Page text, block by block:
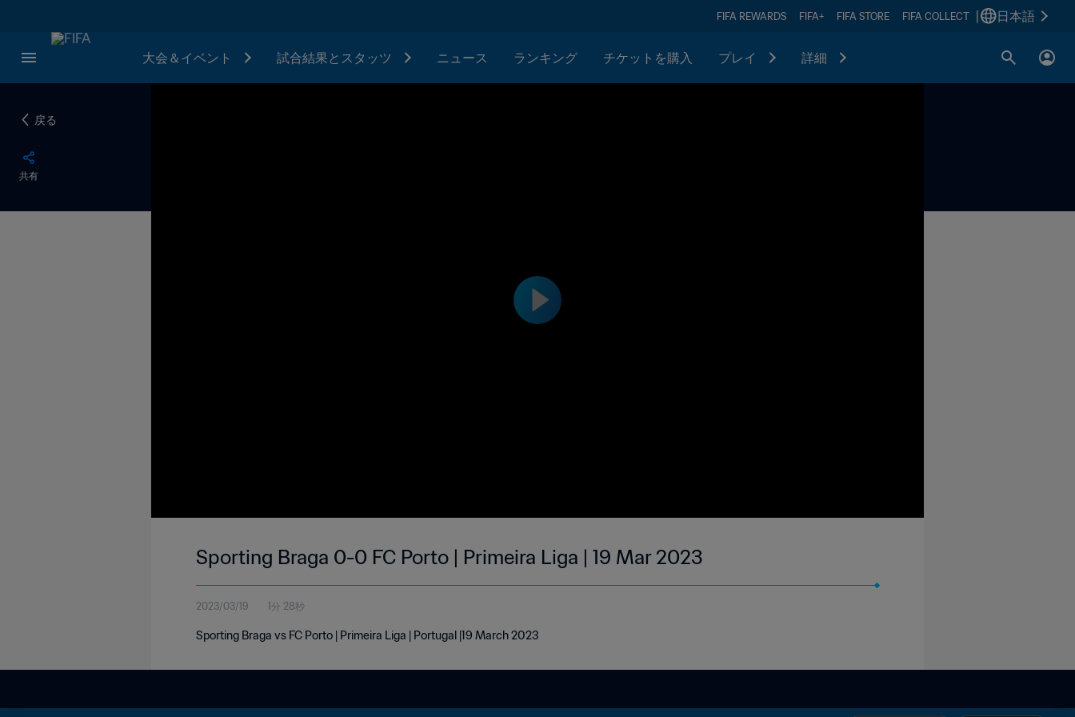
FIFA REWARDS FIFA+ FIFA STORE FIFA COLLECT 日本語
大会＆イベント 試合結果とスタッツ ニュース ランキング チケットを購入 プレイ 詳細
戻る
共有
Sporting Braga 0-0 FC Porto | Primeira Liga | 19 Mar 2023
2023/03/19 1分 28秒
Sporting Braga vs FC Porto | Primeira Liga | Portugal |19 March 2023